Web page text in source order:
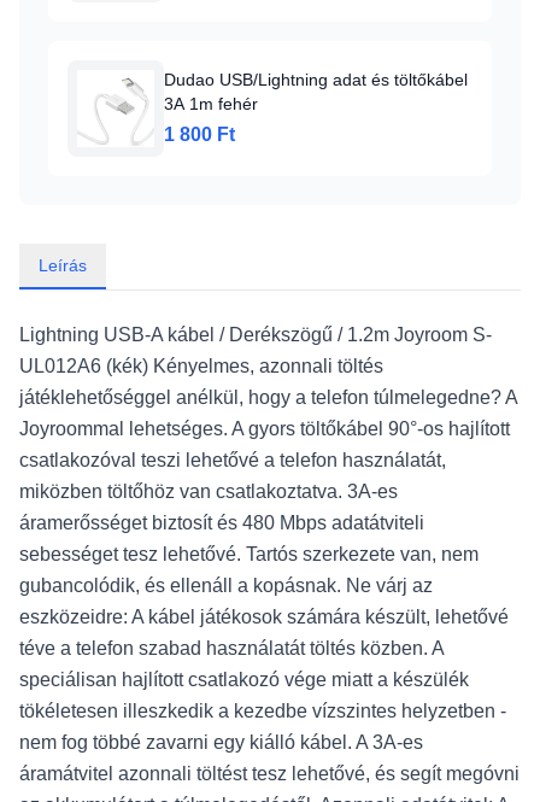
Dudao USB/Lightning adat és töltőkábel
3A 1m fehér
1 800 Ft
Leírás
Lightning USB-A kábel / Derékszögű / 1.2m Joyroom S-
UL012A6 (kék) Kényelmes, azonnali töltés
játéklehetőséggel anélkül, hogy a telefon túlmelegedne? A
Joyroommal lehetséges. A gyors töltőkábel 90°-os hajlított
csatlakozóval teszi lehetővé a telefon használatát,
miközben töltőhöz van csatlakoztatva. 3A-es
áramerősséget biztosít és 480 Mbps adatátviteli
sebességet tesz lehetővé. Tartós szerkezete van, nem
gubancolódik, és ellenáll a kopásnak. Ne várj az
eszközeidre: A kábel játékosok számára készült, lehetővé
téve a telefon szabad használatát töltés közben. A
speciálisan hajlított csatlakozó vége miatt a készülék
tökéletesen illeszkedik a kezedbe vízszintes helyzetben -
nem fog többé zavarni egy kiálló kábel. A 3A-es
áramátvitel azonnali töltést tesz lehetővé, és segít megóvni